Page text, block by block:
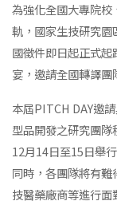
為強化全國大專院
軌，國家生技研究
國徵件即日起正式
宴，邀請全國轉譯團
本屆PITCH DAY邀
型品開發之研究團
12月14日至15日舉
同時，各團隊將有
技醫藥廠商等進行面